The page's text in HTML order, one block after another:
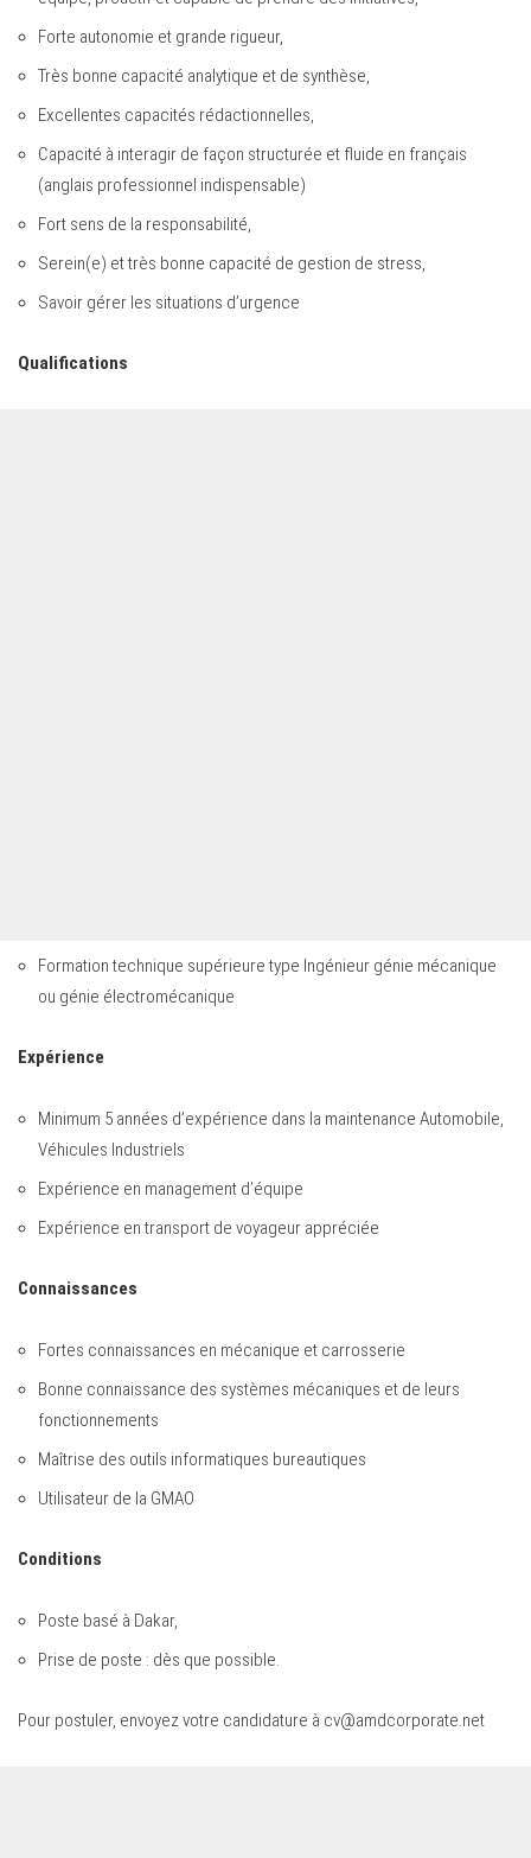
Forte autonomie et grande rigueur,
Très bonne capacité analytique et de synthèse,
Excellentes capacités rédactionnelles,
Capacité à interagir de façon structurée et fluide en français
(anglais professionnel indispensable)
Fort sens de la responsabilité,
Serein(e) et très bonne capacité de gestion de stress,
Savoir gérer les situations d’urgence
Qualifications
Formation technique supérieure type Ingénieur génie mécanique
ou génie électromécanique
Expérience
Minimum 5 années d’expérience dans la maintenance Automobile,
Véhicules Industriels
Expérience en management d’équipe
Expérience en transport de voyageur appréciée
Connaissances
Fortes connaissances en mécanique et carrosserie
Bonne connaissance des systèmes mécaniques et de leurs
fonctionnements
Maîtrise des outils informatiques bureautiques
Utilisateur de la GMAO
Conditions
Poste basé à Dakar,
Prise de poste : dès que possible.
Pour postuler, envoyez votre candidature à cv@amdcorporate.net